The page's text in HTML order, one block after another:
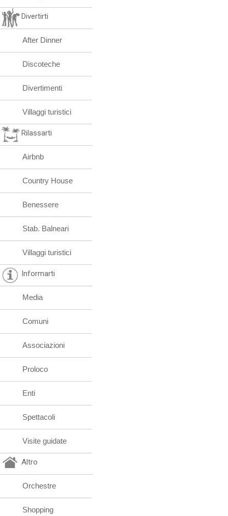
Divertirti
After Dinner
Discoteche
Divertimenti
Villaggi turistici
Rilassarti
Airbnb
Country House
Benessere
Stab. Balneari
Villaggi turistici
Informarti
Media
Comuni
Associazioni
Proloco
Enti
Spettacoli
Visite guidate
Altro
Orchestre
Shopping